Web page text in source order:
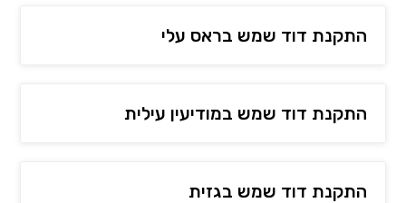
התקנת דוד שמש בראס עלי
התקנת דוד שמש במודיעין עילית
התקנת דוד שמש בגזית